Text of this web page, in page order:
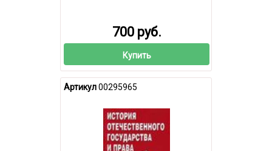
700 руб.
Купить
Артикул00295965